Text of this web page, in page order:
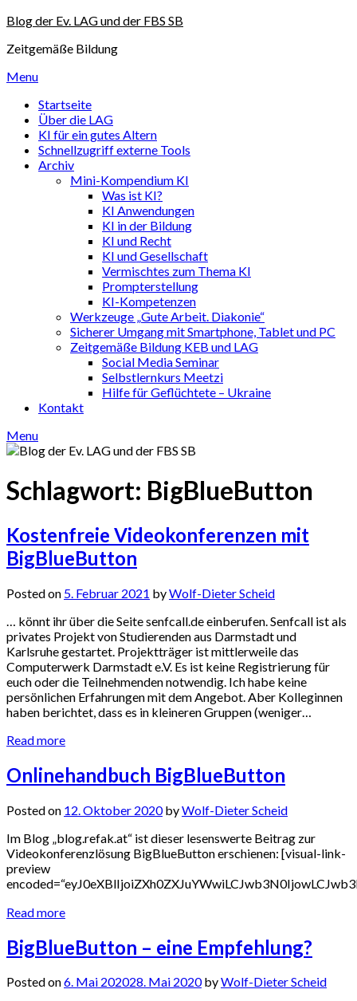
Skip
content
Blog der Ev. LAG und der FBS SB
Zeitgemäße Bildung
Menu
Startseite
Über die LAG
KI für ein gutes Altern
Schnellzugriff externe Tools
Archiv
Mini-Kompendium KI
Was ist KI?
KI Anwendungen
KI in der Bildung
KI und Recht
KI und Gesellschaft
Vermischtes zum Thema KI
Prompterstellung
KI-Kompetenzen
Werkzeuge „Gute Arbeit. Diakonie“
Sicherer Umgang mit Smartphone, Tablet und PC
Zeitgemäße Bildung KEB und LAG
Social Media Seminar
Selbstlernkurs Meetzi
Hilfe für Geflüchtete – Ukraine
Kontakt
Menu
Schlagwort: BigBlueButton
Kostenfreie Videokonferenzen mit
BigBlueButton
Posted on 5. Februar 2021 byWolf-Dieter Scheid
… könnt ihr über die Seite senfcall.de einberufen. Senfcall ist als
privates Projekt von Studierenden aus Darmstadt und
Karlsruhe gestartet. Projektträger ist mittlerweile das
Computerwerk Darmstadt e.V. Es ist keine Registrierung für
euch oder die Teilnehmenden notwendig. Ich habe keine
persönlichen Erfahrungen mit dem Angebot. Aber Kolleginnen
haben berichtet, dass es in kleineren Gruppen (weniger…
Read more
Onlinehandbuch BigBlueButton
Posted on 12. Oktober 2020byWolf-Dieter Scheid
Im Blog „blog.refak.at“ ist dieser lesenswerte Beitrag zur
Videokonferenzlösung BigBlueButton erschienen: [visual-link-
preview
Read more
BigBlueButton – eine Empfehlung?
Posted on6. Mai 202028. Mai 2020byWolf-Dieter Scheid